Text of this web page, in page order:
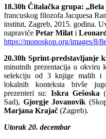
18.30h Čitalačka grupa:
francuskog filozofa Jacquesa
institut, Zagreb, 2015. godina.
napraviće Petar Milat i
https://monoskop.org/images/8/
20.30h Sprint-predstavljanje
minutnih prezentacija u okviru
selekciju od 3 knjige malih i
lokalnih konteksta bivše
prezenteri su: Iskra Gešoska
Sad), Gjorgje Jovanovik
Marjana Krajač (Zagreb).
Utorak 20. decembar